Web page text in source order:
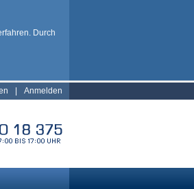
Durch
Anmelden